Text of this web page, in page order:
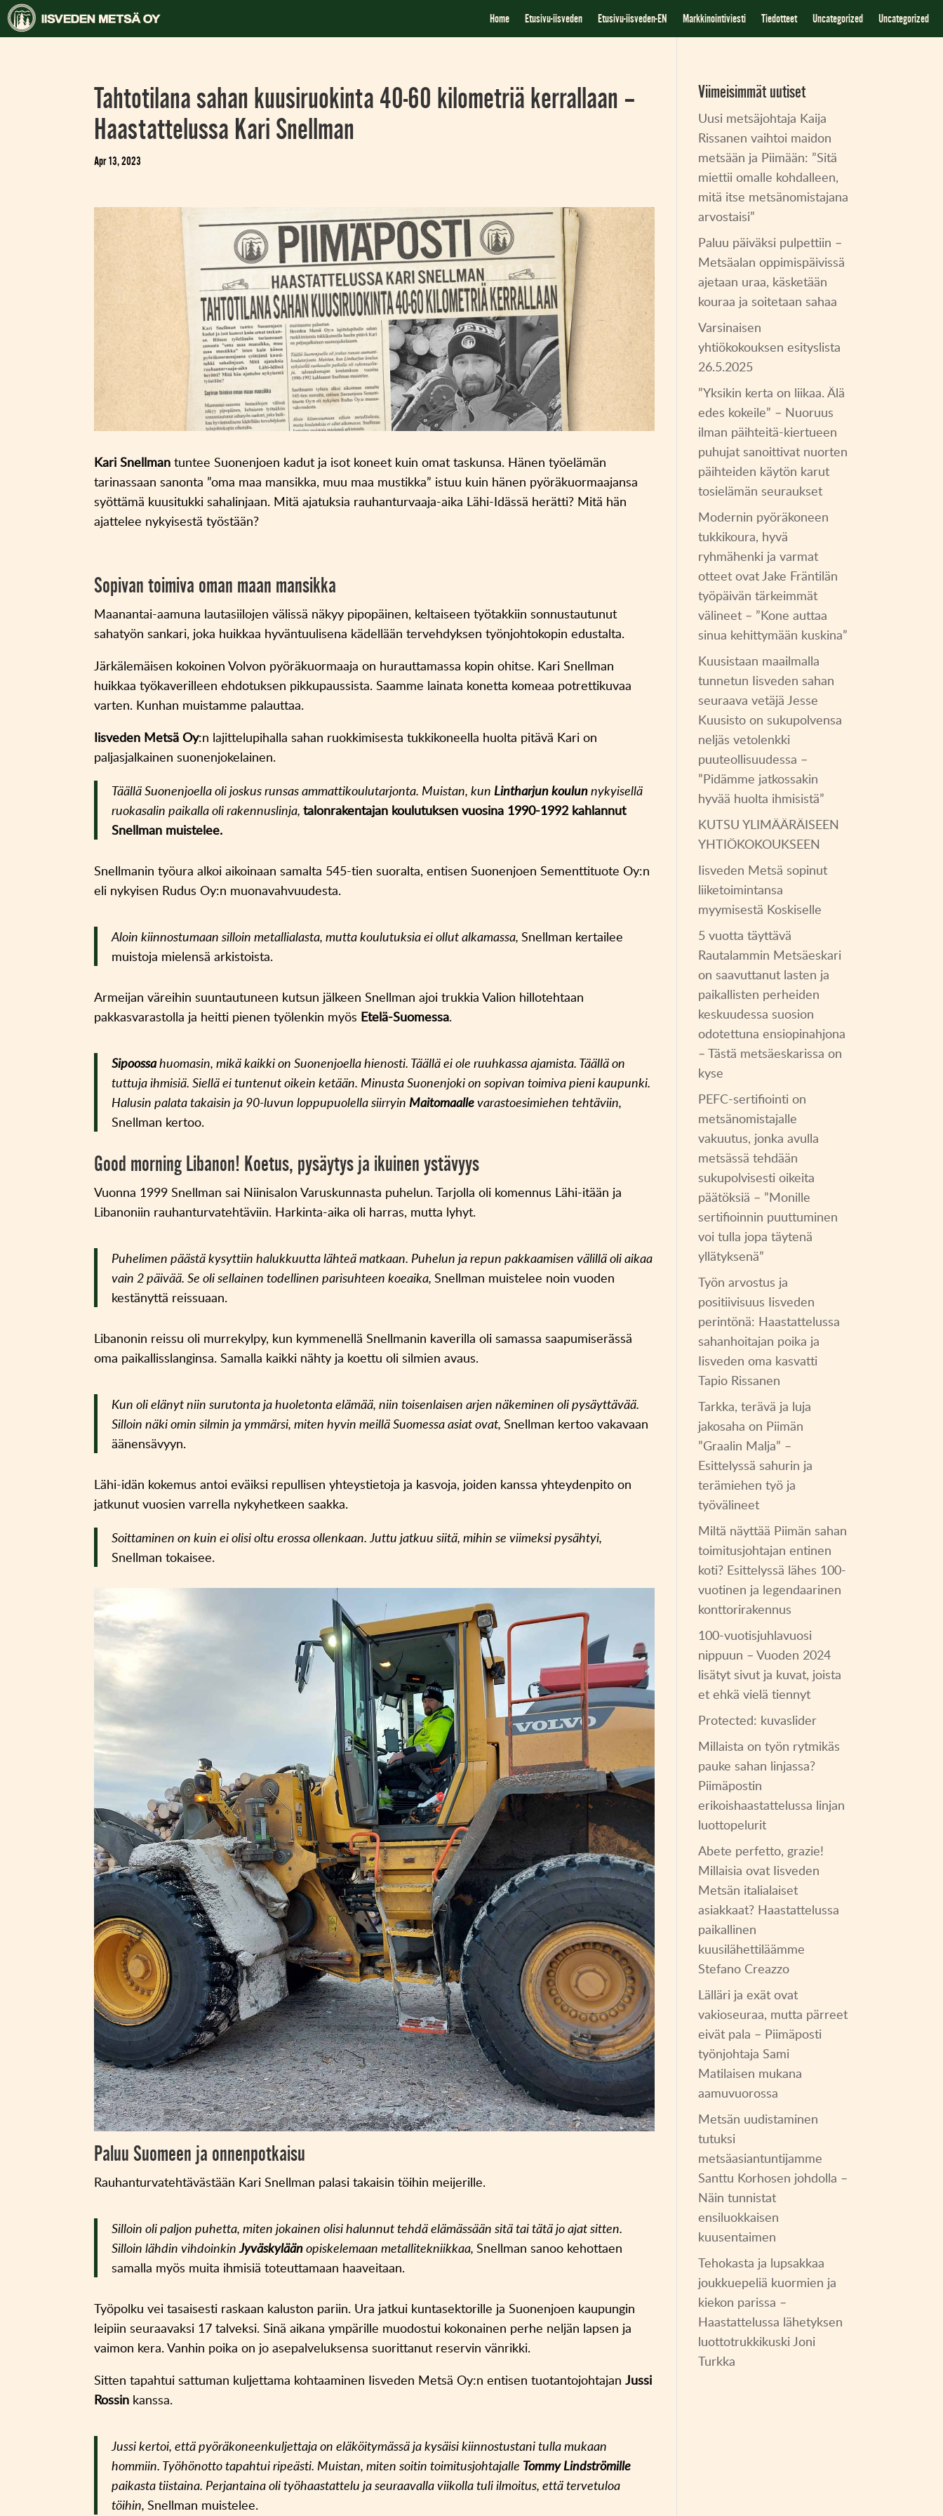
Home Etusivu-iisveden Etusivu-iisveden-EN Markkinointiviesti Tiedotteet Uncategorized Uncategorized
Tahtotilana sahan kuusiruokinta 40-60 kilometriä kerrallaan –
Haastattelussa Kari Snellman
Apr 13, 2023
Kari Snellman tuntee Suonenjoen kadut ja isot koneet kuin omat taskunsa. Hänen työelämän
tarinassaan sanonta ”oma maa mansikka, muu maa mustikka” istuu kuin hänen pyöräkuormaajansa
syöttämä kuusitukki sahalinjaan. Mitä ajatuksia rauhanturvaaja-aika Lähi-Idässä herätti? Mitä hän
ajattelee nykyisestä työstään?
Sopivan toimiva oman maan mansikka
Maanantai-aamuna lautasiilojen välissä näkyy pipopäinen, keltaiseen työtakkiin sonnustautunut
sahatyön sankari, joka huikkaa hyväntuulisena kädellään tervehdyksen työnjohtokopin edustalta.
Järkälemäisen kokoinen Volvon pyöräkuormaaja on hurauttamassa kopin ohitse. Kari Snellman
huikkaa työkaverilleen ehdotuksen pikkupaussista. Saamme lainata konetta komeaa potrettikuvaa
varten. Kunhan muistamme palauttaa.
Iisveden Metsä Oy:n lajittelupihalla sahan ruokkimisesta tukkikoneella huolta pitävä Kari on
paljasjalkainen suonenjokelainen.
Täällä Suonenjoella oli joskus runsas ammattikoulutarjonta. Muistan, kunLintharjun koulunnykyisellä
ruokasalin paikalla oli rakennuslinja,talonrakentajan koulutuksen vuosina 1990-1992kahlannut
Snellman muistelee.
Snellmanin työura alkoi aikoinaan samalta 545-tien suoralta, entisen Suonenjoen Sementtituote Oy:n
eli nykyisen Rudus Oy:n muonavahvuudesta.
Aloin kiinnostumaan silloin metallialasta, mutta koulutuksia ei ollut alkamassa,Snellman kertailee
muistoja mielensä arkistoista.
Armeijan väreihin suuntautuneen kutsun jälkeen Snellman ajoi trukkia Valion hillotehtaan
pakkasvarastolla ja heitti pienen työlenkin myös Etelä-Suomessa.
Sipoossahuomasin, mikä kaikki on Suonenjoella hienosti. Täällä ei ole ruuhkassa ajamista. Täällä on
tuttuja ihmisiä. Siellä ei tuntenut oikein ketään. Minusta Suonenjoki on sopivan toimiva pieni kaupunki.
Halusin palata takaisin ja 90-luvun loppupuolella siirryinMaitomaallevarastoesimiehen tehtäviin,
Snellman kertoo.
Good morning Libanon! Koetus, pysäytys ja ikuinen ystävyys
Vuonna 1999 Snellman sai Niinisalon Varuskunnasta puhelun. Tarjolla oli komennus Lähi-itään ja
Libanoniin rauhanturvatehtäviin. Harkinta-aika oli harras, mutta lyhyt.
Puhelimen päästä kysyttiin halukkuutta lähteä matkaan. Puhelun ja repun pakkaamisen välillä oli aikaa
vain 2 päivää. Se oli sellainen todellinen parisuhteen koeaika,Snellman muistelee noin vuoden
kestänyttä reissuaan.
Libanonin reissu oli murrekylpy, kun kymmenellä Snellmanin kaverilla oli samassa saapumiserässä
oma paikallisslanginsa. Samalla kaikki nähty ja koettu oli silmien avaus.
Kun oli elänyt niin surutonta ja huoletonta elämää, niin toisenlaisen arjen näkeminen oli pysäyttävää.
Silloin näki omin silmin ja ymmärsi, miten hyvin meillä Suomessa asiat ovat,Snellman kertoo vakavaan
äänensävyyn.
Lähi-idän kokemus antoi eväiksi repullisen yhteystietoja ja kasvoja, joiden kanssa yhteydenpito on
jatkunut vuosien varrella nykyhetkeen saakka.
Soittaminen on kuin ei olisi oltu erossa ollenkaan. Juttu jatkuu siitä, mihin se viimeksi pysähtyi,
Snellman tokaisee.
Paluu Suomeen ja onnenpotkaisu
Rauhanturvatehtävästään Kari Snellman palasi takaisin töihin meijerille.
Silloin oli paljon puhetta, miten jokainen olisi halunnut tehdä elämässään sitä tai tätä jo ajat sitten.
Silloin lähdin vihdoinkinJyväskyläänopiskelemaan metallitekniikkaa,Snellman sanoo kehottaen
samalla myös muita ihmisiä toteuttamaan haaveitaan.
Työpolku vei tasaisesti raskaan kaluston pariin. Ura jatkui kuntasektorille ja Suonenjoen kaupungin
leipiin seuraavaksi 17 talveksi. Sinä aikana ympärille muodostui kokonainen perhe neljän lapsen ja
vaimon kera. Vanhin poika on jo asepalveluksensa suorittanut reservin vänrikki.
Sitten tapahtui sattuman kuljettama kohtaaminen Iisveden Metsä Oy:n entisen tuotantojohtajanJussi
Rossin kanssa.
Jussi kertoi, että pyöräkoneenkuljettaja on eläköitymässä ja kysäisi kiinnostustani tulla mukaan
hommiin. Työhönotto tapahtui ripeästi. Muistan, miten soitin toimitusjohtajalle Tommy Lindströmille
paikasta tiistaina. Perjantaina oli työhaastattelu ja seuraavalla viikolla tuli ilmoitus, että tervetuloa
töihin,Snellman muistelee.
Viimeisimmät uutiset
Uusi metsäjohtaja Kaija
Rissanen vaihtoi maidon
metsään ja Piimään: ”Sitä
miettii omalle kohdalleen,
mitä itse metsänomistajana
arvostaisi”
Paluu päiväksi pulpettiin –
Metsäalan oppimispäivissä
ajetaan uraa, käsketään
kouraa ja soitetaan sahaa
Varsinaisen
yhtiökokouksen esityslista
26.5.2025
”Yksikin kerta on liikaa. Älä
edes kokeile” – Nuoruus
ilman päihteitä-kiertueen
puhujat sanoittivat nuorten
päihteiden käytön karut
tosielämän seuraukset
Modernin pyöräkoneen
tukkikoura, hyvä
ryhmähenki ja varmat
otteet ovat Jake Fräntilän
työpäivän tärkeimmät
välineet – ”Kone auttaa
sinua kehittymään kuskina”
Kuusistaan maailmalla
tunnetun Iisveden sahan
seuraava vetäjä Jesse
Kuusisto on sukupolvensa
neljäs vetolenkki
puuteollisuudessa –
”Pidämme jatkossakin
hyvää huolta ihmisistä”
KUTSU YLIMÄÄRÄISEEN
YHTIÖKOKOUKSEEN
Iisveden Metsä sopinut
liiketoimintansa
myymisestä Koskiselle
5 vuotta täyttävä
Rautalammin Metsäeskari
on saavuttanut lasten ja
paikallisten perheiden
keskuudessa suosion
odotettuna ensiopinahjona
– Tästä metsäeskarissa on
kyse
PEFC-sertifiointi on
metsänomistajalle
vakuutus, jonka avulla
metsässä tehdään
sukupolvisesti oikeita
päätöksiä – ”Monille
sertifioinnin puuttuminen
voi tulla jopa täytenä
yllätyksenä”
Työn arvostus ja
positiivisuus Iisveden
perintönä: Haastattelussa
sahanhoitajan poika ja
Iisveden oma kasvatti
Tapio Rissanen
Tarkka, terävä ja luja
jakosaha on Piimän
”Graalin Malja” –
Esittelyssä sahurin ja
terämiehen työ ja
työvälineet
Miltä näyttää Piimän sahan
toimitusjohtajan entinen
koti? Esittelyssä lähes 100-
vuotinen ja legendaarinen
konttorirakennus
100-vuotisjuhlavuosi
nippuun – Vuoden 2024
lisätyt sivut ja kuvat, joista
et ehkä vielä tiennyt
Protected: kuvaslider
Millaista on työn rytmikäs
pauke sahan linjassa?
Piimäpostin
erikoishaastattelussa linjan
luottopelurit
Abete perfetto, grazie!
Millaisia ovat Iisveden
Metsän italialaiset
asiakkaat? Haastattelussa
paikallinen
kuusilähettiläämme
Stefano Creazzo
Lälläri ja exät ovat
vakioseuraa, mutta pärreet
eivät pala – Piimäposti
työnjohtaja Sami
Matilaisen mukana
aamuvuorossa
Metsän uudistaminen
tutuksi
metsäasiantuntijamme
Santtu Korhosen johdolla –
Näin tunnistat
ensiluokkaisen
kuusentaimen
Tehokasta ja lupsakkaa
joukkuepeliä kuormien ja
kiekon parissa –
Haastattelussa lähetyksen
luottotrukkikuski Joni
Turkka